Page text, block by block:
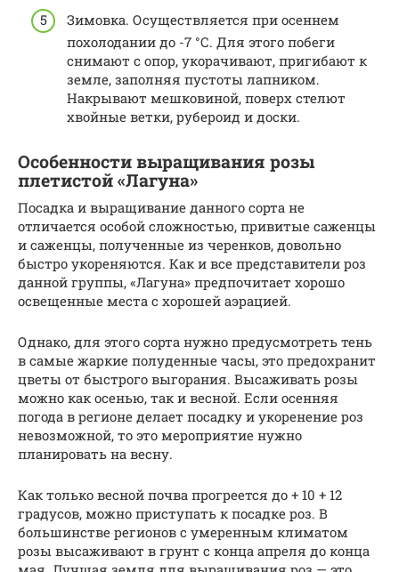
Зимовка. Осуществляется при осеннем
похолодании до -7 °С. Для этого побеги
снимают с опор, укорачивают, пригибают к
земле, заполняя пустоты лапником.
Накрывают мешковиной, поверх стелют
хвойные ветки, рубероид и доски.
Особенности выращивания розы
плетистой «Лагуна»
Посадка и выращивание данного сорта не
отличается особой сложностью, привитые саженцы
и саженцы, полученные из черенков, довольно
быстро укореняются. Как и все представители роз
данной группы, «Лагуна» предпочитает хорошо
освещенные места с хорошей аэрацией.
Однако, для этого сорта нужно предусмотреть тень
в самые жаркие полуденные часы, это предохранит
цветы от быстрого выгорания. Высаживать розы
можно как осенью, так и весной. Если осенняя
погода в регионе делает посадку и укоренение роз
невозможной, то это мероприятие нужно
планировать на весну.
Как только весной почва прогреется до + 10 + 12
градусов, можно приступать к посадке роз. В
большинстве регионов с умеренным климатом
розы высаживают в грунт с конца апреля до конца